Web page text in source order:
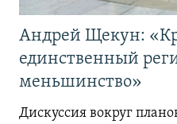
Андрей Щекун:
единственный
меньшинство»
Дискуссия вокруг